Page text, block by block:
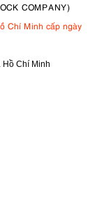
COMPANY)
Chí Minh cấp ngày
Hồ Chí Minh